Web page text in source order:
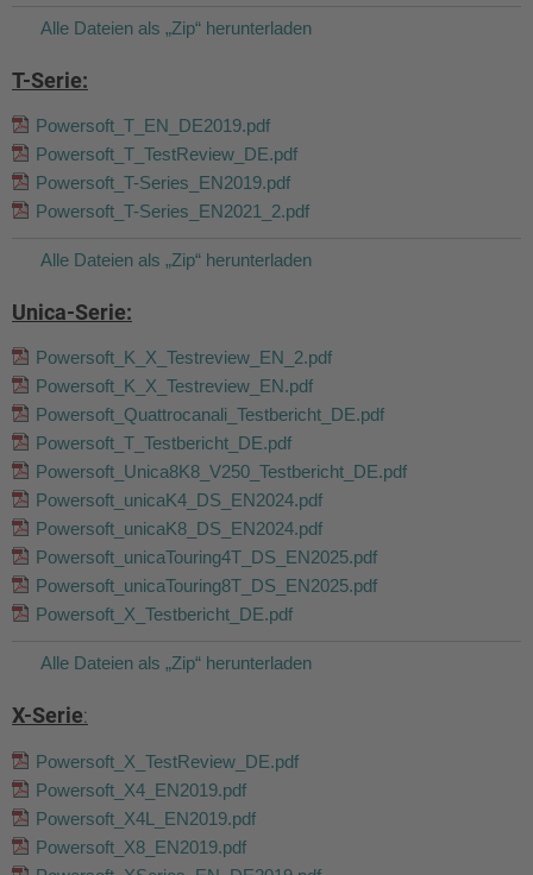
Alle Dateien als „Zip“ herunterladen
T-Serie:
Powersoft_T_EN_DE2019.pdf
Powersoft_T_TestReview_DE.pdf
Powersoft_T-Series_EN2019.pdf
Powersoft_T-Series_EN2021_2.pdf
Alle Dateien als „Zip“ herunterladen
Unica-Serie:
Powersoft_K_X_Testreview_EN_2.pdf
Powersoft_K_X_Testreview_EN.pdf
Powersoft_Quattrocanali_Testbericht_DE.pdf
Powersoft_T_Testbericht_DE.pdf
Powersoft_Unica8K8_V250_Testbericht_DE.pdf
Powersoft_unicaK4_DS_EN2024.pdf
Powersoft_unicaK8_DS_EN2024.pdf
Powersoft_unicaTouring4T_DS_EN2025.pdf
Powersoft_unicaTouring8T_DS_EN2025.pdf
Powersoft_X_Testbericht_DE.pdf
Alle Dateien als „Zip“ herunterladen
X-Serie:
Powersoft_X_TestReview_DE.pdf
Powersoft_X4_EN2019.pdf
Powersoft_X4L_EN2019.pdf
Powersoft_X8_EN2019.pdf